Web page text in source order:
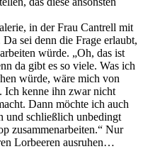
in der Frau Cantrell mit
sei denn die Frage erlaubt,
würde. „Oh, das ist
da gibt es so viele. Was ich
würde, wäre mich von
Ich kenne ihn zwar nicht
Dann möchte ich auch
und schließlich unbedingt
zusammenarbeiten.“ Nur
Lorbeeren ausruhen…